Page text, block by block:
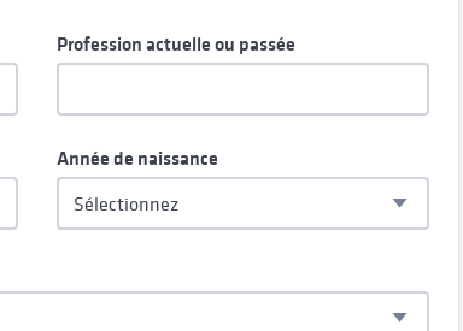
Profession actuelle ou passée
Année de naissance